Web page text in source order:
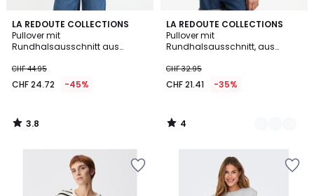
LA REDOUTE COLLECTIONS
Pullover mit
Rundhalsausschnitt aus
CHF 44.95
CHF 24.72 -45%
3.8
/ 5
3.8
/
LA REDOUTE COLLECTIONS
Pullover mit
Rundhalsausschnitt, aus
Baumwollmischung
CHF 32.95
CHF 21.41 -35%
4
/
5
2
Farben
4
/